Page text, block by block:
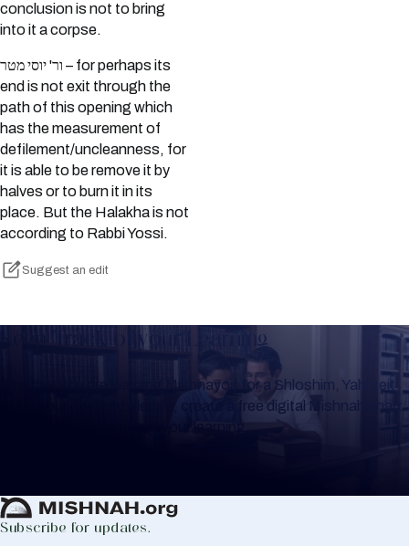
conclusion is not to bring
into it a corpse.
ור' יוסי מטר – for perhaps its
end is not exit through the
path of this opening which
has the measurement of
defilement/uncleanness, for
it is able to be remove it by
halves or to burn it in its
place. But the Halakha is not
according to Rabbi Yossi.
Suggest an edit
Keep Track of your Learning
Whether you are learning Mishnayos for a Shloshim, Yahrzeit
or for your own knowledge, create a free digital Mishnah chart
to help you keep track of your learning.
Subscribe for updates.